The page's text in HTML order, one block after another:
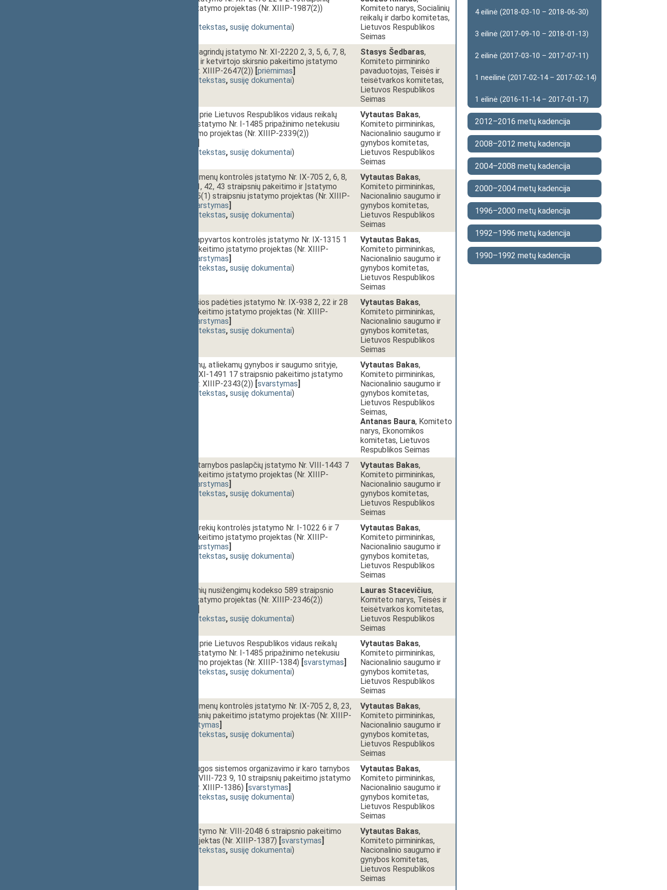
pakeitimo įstatymo projektas (Nr. XIIIP-1987(2))
dokumento tekstas, susiję dokumentai)
Komiteto narys, Socialinių
reikalų ir darbo komitetas,
Lietuvos Respublikos
Seimas
Teisėkūros pagrindų įstatymo Nr. XI-2220 2, 3, 5, 6, 7, 8,
10 straipsnių ir ketvirtojo skirsnio pakeitimo įstatymo
projektas (Nr. XIIIP-2647(2)) [priėmimas]
dokumento tekstas, susiję dokumentai)
Stasys Šedbaras,
Komiteto pirmininko
pavaduotojas, Teisės ir
teisėtvarkos komitetas,
Lietuvos Respublikos
Seimas
Ginklų fondo prie Lietuvos Respublikos vidaus reikalų
ministerijos įstatymo Nr. I-1485 pripažinimo netekusiu
galios įstatymo projektas (Nr. XIIIP-2339(2))
dokumento tekstas, susiję dokumentai)
Vytautas Bakas,
Komiteto pirmininkas,
Nacionalinio saugumo ir
gynybos komitetas,
Lietuvos Respublikos
Seimas
Ginklų ir šaudmenų kontrolės įstatymo Nr. IX-705 2, 6, 8,
23, 24, 25, 41, 42, 43 straipsnių pakeitimo ir Įstatymo
papildymo 45(1) straipsniu įstatymo projektas (Nr. XIIIP-
svarstymas]
dokumento tekstas, susiję dokumentai)
Vytautas Bakas,
Komiteto pirmininkas,
Nacionalinio saugumo ir
gynybos komitetas,
Lietuvos Respublikos
Seimas
Sprogmenų apyvartos kontrolės įstatymo Nr. IX-1315 1
straipsnio pakeitimo įstatymo projektas (Nr. XIIIP-
svarstymas]
dokumento tekstas, susiję dokumentai)
Vytautas Bakas,
Komiteto pirmininkas,
Nacionalinio saugumo ir
gynybos komitetas,
Lietuvos Respublikos
Seimas
Nepaprastosios padėties įstatymo Nr. IX-938 2, 22 ir 28
straipsnių pakeitimo įstatymo projektas (Nr. XIIIP-
svarstymas]
dokumento tekstas, susiję dokumentai)
Vytautas Bakas,
Komiteto pirmininkas,
Nacionalinio saugumo ir
gynybos komitetas,
Lietuvos Respublikos
Seimas
Viešųjų pirkimų, atliekamų gynybos ir saugumo srityje,
įstatymo Nr. XI-1491 17 straipsnio pakeitimo įstatymo
projektas (Nr. XIIIP-2343(2)) [svarstymas]
dokumento tekstas, susiję dokumentai)
Vytautas Bakas,
Komiteto pirmininkas,
Nacionalinio saugumo ir
gynybos komitetas,
Lietuvos Respublikos
Seimas,
Antanas Baura, Komiteto
narys, Ekonomikos
komitetas, Lietuvos
Respublikos Seimas
Valstybės ir tarnybos paslapčių įstatymo Nr. VIII-1443 7
straipsnio pakeitimo įstatymo projektas (Nr. XIIIP-
svarstymas]
dokumento tekstas, susiję dokumentai)
Vytautas Bakas,
Komiteto pirmininkas,
Nacionalinio saugumo ir
gynybos komitetas,
Lietuvos Respublikos
Seimas
Strateginių prekių kontrolės įstatymo Nr. I-1022 6 ir 7
straipsnių pakeitimo įstatymo projektas (Nr. XIIIP-
svarstymas]
dokumento tekstas, susiję dokumentai)
Vytautas Bakas,
Komiteto pirmininkas,
Nacionalinio saugumo ir
gynybos komitetas,
Lietuvos Respublikos
Seimas
Administracinių nusižengimų kodekso 589 straipsnio
pakeitimo įstatymo projektas (Nr. XIIIP-2346(2))
dokumento tekstas, susiję dokumentai)
Lauras Stacevičius,
Komiteto narys, Teisės ir
teisėtvarkos komitetas,
Lietuvos Respublikos
Seimas
Ginklų fondo prie Lietuvos Respublikos vidaus reikalų
ministerijos įstatymo Nr. I-1485 pripažinimo netekusiu
galios įstatymo projektas (Nr. XIIIP-1384) [svarstymas]
dokumento tekstas, susiję dokumentai)
Vytautas Bakas,
Komiteto pirmininkas,
Nacionalinio saugumo ir
gynybos komitetas,
Lietuvos Respublikos
Seimas
Ginklų ir šaudmenų kontrolės įstatymo Nr. IX-705 2, 8, 23,
24, 43 straipsnių pakeitimo įstatymo projektas (Nr. XIIIP-
svarstymas]
dokumento tekstas, susiję dokumentai)
Vytautas Bakas,
Komiteto pirmininkas,
Nacionalinio saugumo ir
gynybos komitetas,
Lietuvos Respublikos
Seimas
Krašto apsaugos sistemos organizavimo ir karo tarnybos
įstatymo Nr. VIII-723 9, 10 straipsnių pakeitimo įstatymo
projektas (Nr. XIIIP-1386) [svarstymas]
dokumento tekstas, susiję dokumentai)
Vytautas Bakas,
Komiteto pirmininkas,
Nacionalinio saugumo ir
gynybos komitetas,
Lietuvos Respublikos
Seimas
Policijos įstatymo Nr. VIII-2048 6 straipsnio pakeitimo
įstatymo projektas (Nr. XIIIP-1387) [svarstymas]
dokumento tekstas, susiję dokumentai)
Vytautas Bakas,
Komiteto pirmininkas,
Nacionalinio saugumo ir
gynybos komitetas,
Lietuvos Respublikos
Seimas
4 eilinė (2018-03-10 – 2018-06-30)
3 eilinė (2017-09-10 – 2018-01-13)
2 eilinė (2017-03-10 – 2017-07-11)
1 neeilinė (2017-02-14 – 2017-02-14)
1 eilinė (2016-11-14 – 2017-01-17)
2012–2016 metų kadencija
2008–2012 metų kadencija
2004–2008 metų kadencija
2000–2004 metų kadencija
1996–2000 metų kadencija
1992–1996 metų kadencija
1990–1992 metų kadencija